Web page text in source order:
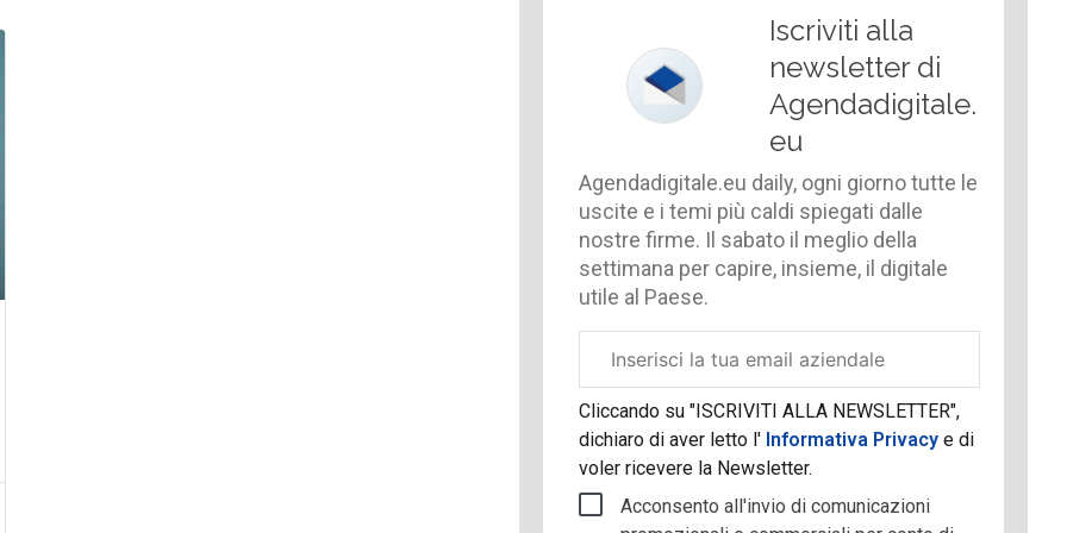
Iscriviti alla
newsletter di
Agendadigitale.
eu
Agendadigitale.eu daily, ogni giorno tutte le
uscite e i temi più caldi spiegati dalle
nostre firme. Il sabato il meglio della
settimana per capire, insieme, il digitale
utile al Paese.
aziendale
Cliccando su "ISCRIVITI ALLA NEWSLETTER",
dichiaro di aver letto l' Informativa Privacye di
voler ricevere la Newsletter.
Acconsento all'invio di comunicazioni